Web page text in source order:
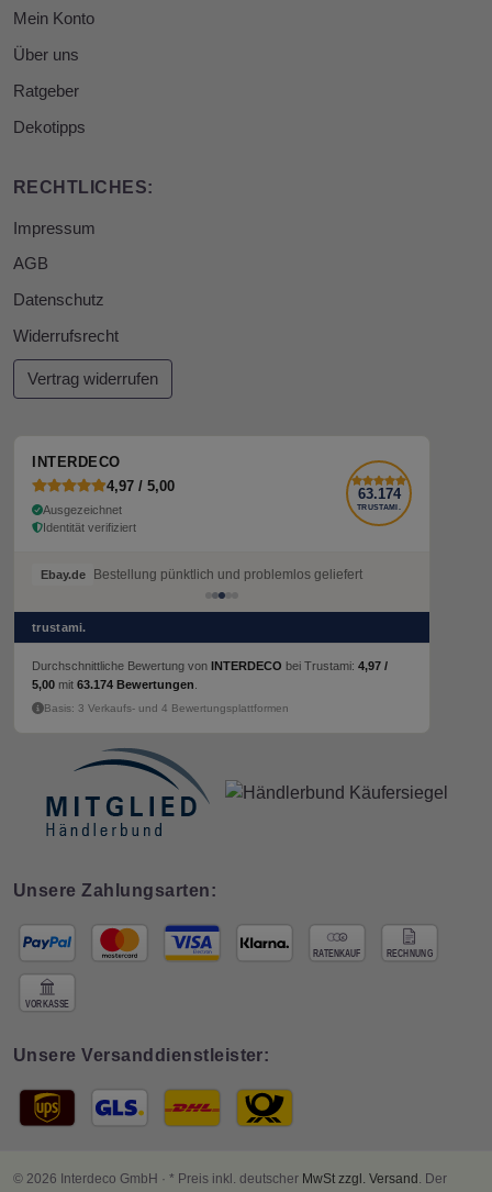
Mein Konto
Über uns
Ratgeber
Dekotipps
RECHTLICHES:
Impressum
AGB
Datenschutz
Widerrufsrecht
Vertrag widerrufen
INTERDECO
4,97 / 5,00
Ausgezeichnet
Identität verifiziert
63.174
TRUSTAMI.
Ebay.de Bestellung pünktlich und problemlos geliefert
trustami.
Durchschnittliche Bewertung von INTERDECO bei Trustami: 4,97 /
5,00 mit 63.174 Bewertungen
Basis: 3 Verkaufs- und 4 Bewertungsplattformen
Unsere Zahlungsarten:
Unsere Versanddienstleister:
© 2026 Interdeco GmbH · * Preis inkl. deutscher MwSt zzgl. Versand . Der